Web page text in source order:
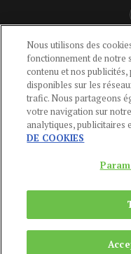
CGU-POLITIQUE DE
Du Lundi
Copyright
Nous utilisons des
fonctionnement de notre
contenu et nos
disponibles sur les
trafic. Nous partageons
votre navigation sur
analytiques, publicitaires
DE COOKIES